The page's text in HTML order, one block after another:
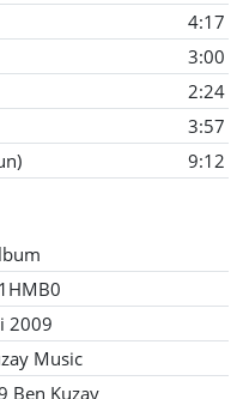
4:17
3:00
2:24
3:57
9:12
2009
Music
Ben Kuzay